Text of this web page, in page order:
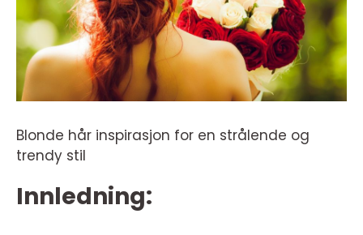
Blonde hår inspirasjon for en strålende og
trendy stil
Innledning: